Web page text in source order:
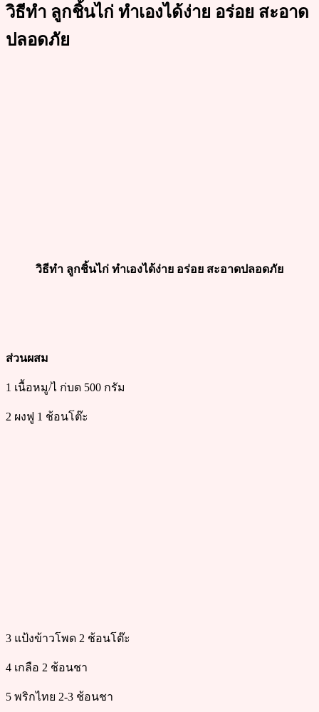
วิธีทำ ลูกชิ้นไก่ ทำเองได้ง่าย อร่อย สะอาด
ปลอดภัย
วิธีทำ ลูกชิ้นไก่ ทำเองได้ง่าย อร่อย สะอาดปลอดภัย
ส่วนผสม
1 เนื้อหมู/ไ ก่บด 500 กรัม
2 ผงฟู 1 ช้อนโต๊ะ
3 แป้งข้าวโพด 2 ช้อนโต๊ะ
4 เกลือ 2 ช้อนชา
5 พริกไทย 2-3 ช้อนชา